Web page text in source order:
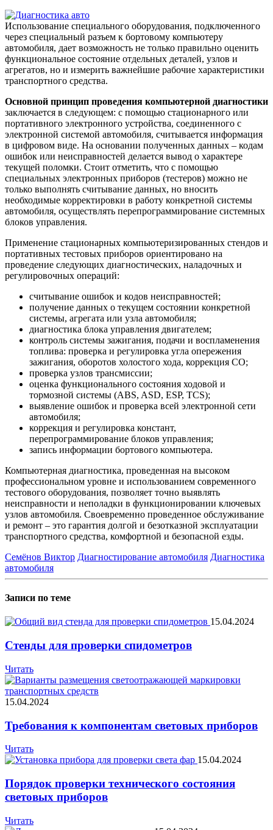
Использование специального оборудования, подключенного
через специальный разъем к бортовому компьютеру
автомобиля, дает возможность не только правильно оценить
функциональное состояние отдельных деталей, узлов и
агрегатов, но и измерить важнейшие рабочие характеристики
транспортного средства.
Основной принцип проведения компьютерной диагностики
заключается в следующем: с помощью стационарного или
портативного электронного устройства, соединенного с
электронной системой автомобиля, считывается информация
в цифровом виде. На основании полученных данных – кодам
ошибок или неисправностей делается вывод о характере
текущей поломки. Стоит отметить, что с помощью
специальных электронных приборов (тестеров) можно не
только выполнять считывание данных, но вносить
необходимые корректировки в работу конкретной системы
автомобиля, осуществлять перепрограммирование системных
блоков управления.
Применение стационарных компьютеризированных стендов и
портативных тестовых приборов ориентировано на
проведение следующих диагностических, наладочных и
регулировочных операций:
считывание ошибок и кодов неисправностей;
получение данных о текущем состоянии конкретной
системы, агрегата или узла автомобиля;
диагностика блока управления двигателем;
контроль системы зажигания, подачи и воспламенения
топлива: проверка и регулировка угла опережения
зажигания, оборотов холостого хода, коррекция СО;
проверка узлов трансмиссии;
оценка функционального состояния ходовой и
тормозной системы (ABS, ASD, ESP, TCS);
выявление ошибок и проверка всей электронной сети
автомобиля;
коррекция и регулировка констант,
перепрограммирование блоков управления;
запись информации бортового компьютера.
Компьютерная диагностика, проведенная на высоком
профессиональном уровне и использованием современного
тестового оборудования, позволяет точно выявлять
неисправности и неполадки в функционировании ключевых
узлов автомобиля. Своевременно проведенное обслуживание
и ремонт – это гарантия долгой и безотказной эксплуатации
транспортного средства, комфортной и безопасной езды.
Семёнов Виктор Диагностирование автомобиля Диагностика
автомобиля
Записи по теме
15.04.2024
Стенды для проверки спидометров
Читать
15.04.2024
Требования к компонентам световых приборов
Читать
15.04.2024
Порядок проверки технического состояния
световых приборов
Читать